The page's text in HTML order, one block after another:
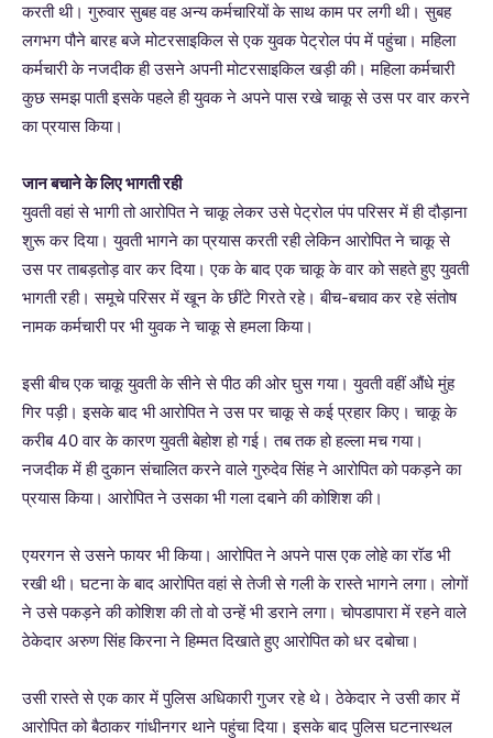
करती थी। गुरुवार सुबह वह अन्य कर्मचारियों के साथ काम पर लगी थी। सुबह
लगभग पौने बारह बजे मोटरसाइकिल से एक युवक पेट्रोल पंप में पहुंचा। महिला
कर्मचारी के नजदीक ही उसने अपनी मोटरसाइकिल खड़ी की। महिला कर्मचारी
कुछ समझ पाती इसके पहले ही युवक ने अपने पास रखे चाकू से उस पर वार करने
का प्रयास किया।
जान बचाने के लिए भागती रही
युवती वहां से भागी तो आरोपित ने चाकू लेकर उसे पेट्रोल पंप परिसर में ही दौड़ाना
शुरू कर दिया। युवती भागने का प्रयास करती रही लेकिन आरोपित ने चाकू से
उस पर ताबड़तोड़ वार कर दिया। एक के बाद एक चाकू के वार को सहते हुए युवती
भागती रही। समूचे परिसर में खून के छींटे गिरते रहे। बीच-बचाव कर रहे संतोष
नामक कर्मचारी पर भी युवक ने चाकू से हमला किया।
इसी बीच एक चाकू युवती के सीने से पीठ की ओर घुस गया। युवती वहीं औंधे मुंह
गिर पड़ी। इसके बाद भी आरोपित ने उस पर चाकू से कई प्रहार किए। चाकू के
करीब 40 वार के कारण युवती बेहोश हो गई। तब तक हो हल्ला मच गया।
नजदीक में ही दुकान संचालित करने वाले गुरुदेव सिंह ने आरोपित को पकड़ने का
प्रयास किया। आरोपित ने उसका भी गला दबाने की कोशिश की।
एयरगन से उसने फायर भी किया। आरोपित ने अपने पास एक लोहे का रॉड भी
रखी थी। घटना के बाद आरोपित वहां से तेजी से गली के रास्ते भागने लगा। लोगों
ने उसे पकड़ने की कोशिश की तो वो उन्हें भी डराने लगा। चोपडापारा में रहने वाले
ठेकेदार अरुण सिंह किरना ने हिम्मत दिखाते हुए आरोपित को धर दबोचा।
उसी रास्ते से एक कार में पुलिस अधिकारी गुजर रहे थे। ठेकेदार ने उसी कार में
आरोपित को बैठाकर गांधीनगर थाने पहुंचा दिया। इसके बाद पुलिस घटनास्थल